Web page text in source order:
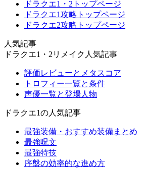
ドラクエ1・2トップページ
ドラクエ1攻略トップページ
ドラクエ2攻略トップページ
人気記事
ドラクエ1・2リメイク人気記事
評価レビューとメタスコア
トロフィー一覧と条件
声優一覧と登場人物
ドラクエ1の人気記事
最強装備・おすすめ装備まとめ
最強呪文
最強特技
序盤の効率的な進め方